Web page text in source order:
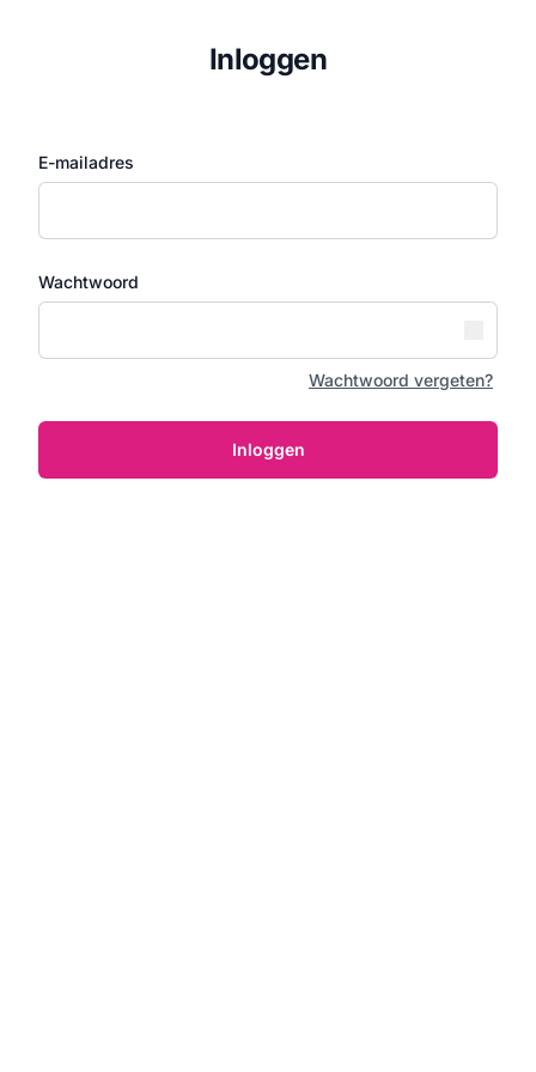
Inloggen
E-mailadres
Wachtwoord
Wachtwoord vergeten?
Inloggen